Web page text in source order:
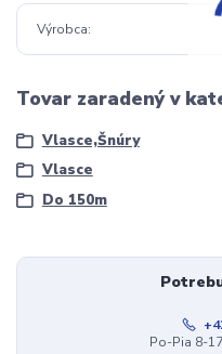
Výrobca
Tovar zaradený v
Vlasce,Šnúry
Vlasce
Do 150m
Po-Pia 8-